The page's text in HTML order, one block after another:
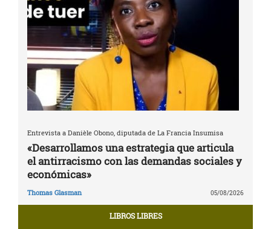
Entrevista a Danièle Obono, diputada de La Francia Insumisa
«Desarrollamos una estrategia que articula
el antirracismo con las demandas sociales y
económicas»
Thomas Glasman 05/08/2026
LIBROS LIBRES